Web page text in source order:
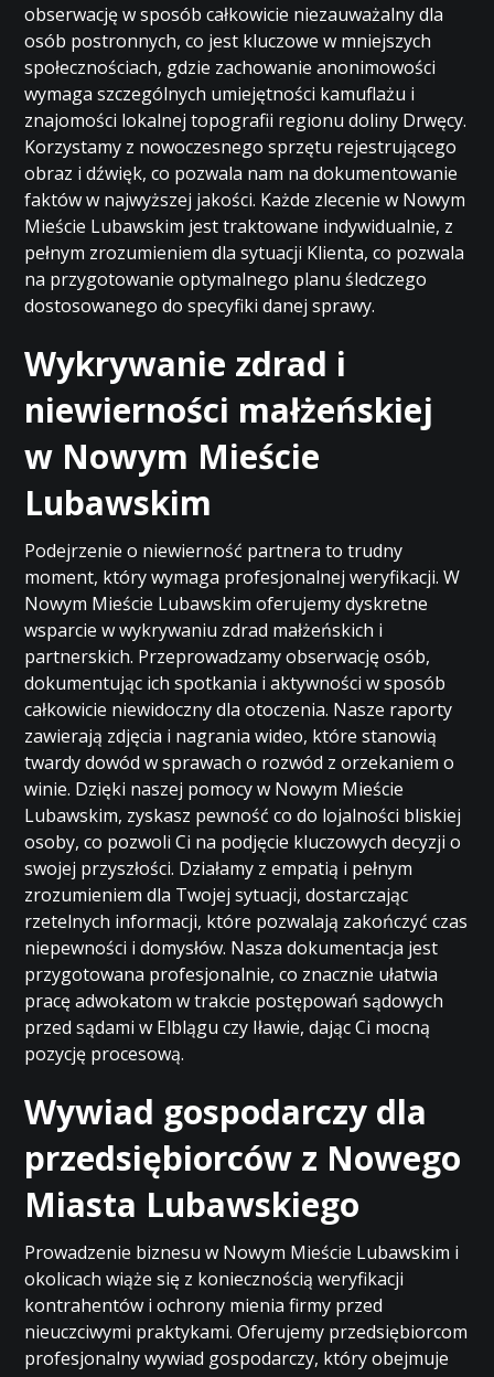
obserwację w sposób całkowicie niezauważalny dla
osób postronnych, co jest kluczowe w mniejszych
społecznościach, gdzie zachowanie anonimowości
wymaga szczególnych umiejętności kamuflażu i
znajomości lokalnej topografii regionu doliny Drwęcy.
Korzystamy z nowoczesnego sprzętu rejestrującego
obraz i dźwięk, co pozwala nam na dokumentowanie
faktów w najwyższej jakości. Każde zlecenie w Nowym
Mieście Lubawskim jest traktowane indywidualnie, z
pełnym zrozumieniem dla sytuacji Klienta, co pozwala
na przygotowanie optymalnego planu śledczego
dostosowanego do specyfiki danej sprawy.
Wykrywanie zdrad i
niewierności małżeńskiej
w Nowym Mieście
Lubawskim
Podejrzenie o niewierność partnera to trudny
moment, który wymaga profesjonalnej weryfikacji. W
Nowym Mieście Lubawskim oferujemy dyskretne
wsparcie w wykrywaniu zdrad małżeńskich i
partnerskich. Przeprowadzamy obserwację osób,
dokumentując ich spotkania i aktywności w sposób
całkowicie niewidoczny dla otoczenia. Nasze raporty
zawierają zdjęcia i nagrania wideo, które stanowią
twardy dowód w sprawach o rozwód z orzekaniem o
winie. Dzięki naszej pomocy w Nowym Mieście
Lubawskim, zyskasz pewność co do lojalności bliskiej
osoby, co pozwoli Ci na podjęcie kluczowych decyzji o
swojej przyszłości. Działamy z empatią i pełnym
zrozumieniem dla Twojej sytuacji, dostarczając
rzetelnych informacji, które pozwalają zakończyć czas
niepewności i domysłów. Nasza dokumentacja jest
przygotowana profesjonalnie, co znacznie ułatwia
pracę adwokatom w trakcie postępowań sądowych
przed sądami w Elblągu czy Iławie, dając Ci mocną
pozycję procesową.
Wywiad gospodarczy dla
przedsiębiorców z Nowego
Miasta Lubawskiego
Prowadzenie biznesu w Nowym Mieście Lubawskim i
okolicach wiąże się z koniecznością weryfikacji
kontrahentów i ochrony mienia firmy przed
nieuczciwymi praktykami. Oferujemy przedsiębiorcom
profesjonalny wywiad gospodarczy, który obejmuje